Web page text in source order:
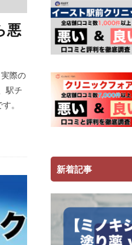
悪
際の
駅チ
。
新着記事